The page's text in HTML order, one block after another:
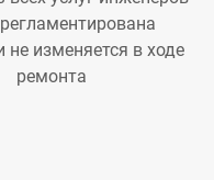
не изменяется в ходе
ремонта